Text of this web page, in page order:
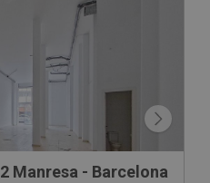
Manresa - Barcelona